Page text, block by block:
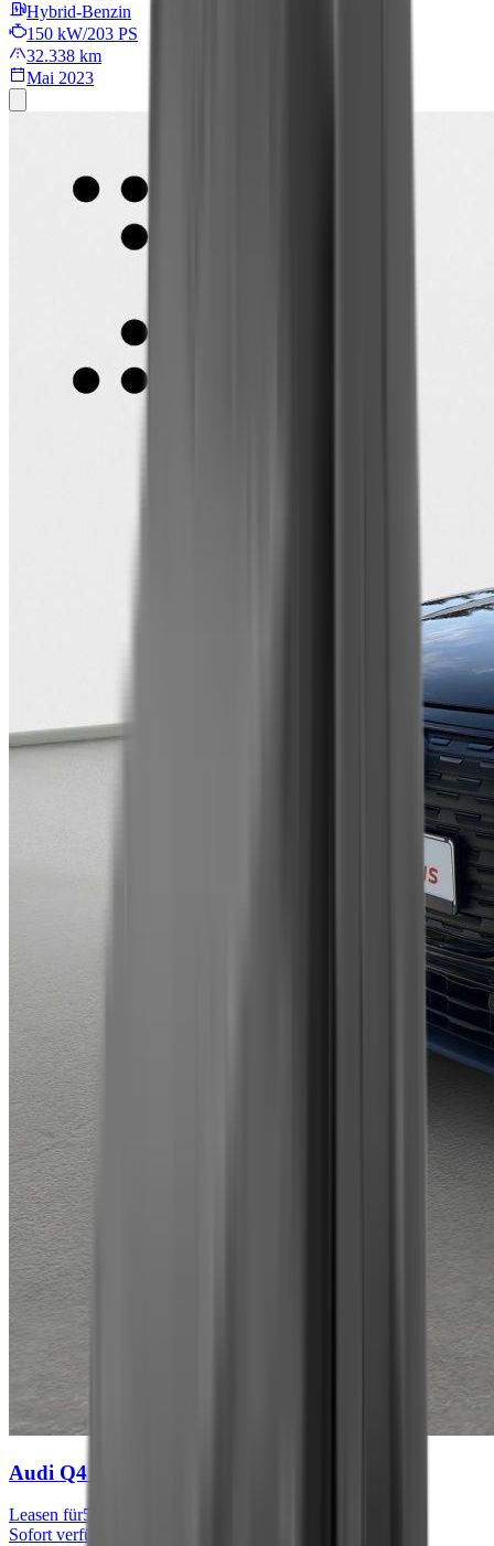
Hybrid-Benzin
150 kW/203 PS
32.338 km
Mai 2023
Audi Q4 e-tron
Leasen für576 € mtl.
Sofort verfügbar